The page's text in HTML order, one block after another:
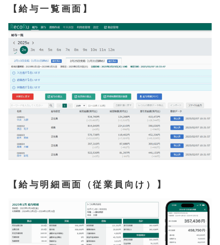
【給与一覧画面】
【給与明細画面（従業員向け）】